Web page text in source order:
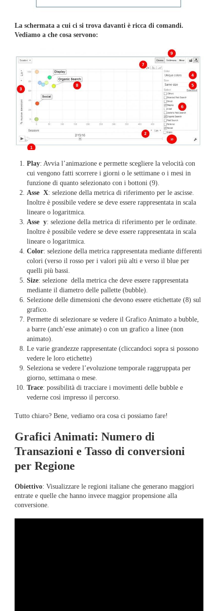
La schermata a cui ci si trova davanti è ricca di comandi.
Vediamo a che cosa servono:
Play: Avvia l’animazione e permette scegliere la velocità con
cui vengono fatti scorrere i giorni o le settimane o i mesi in
funzione di quanto selezionato con i bottoni (9).
Asse X: selezione della metrica di riferimento per le ascisse.
Inoltre è possibile vedere se deve essere rappresentata in scala
lineare o logaritmica.
Asse y: selezione della metrica di riferimento per le ordinate.
Inoltre è possibile vedere se deve essere rappresentata in scala
lineare o logaritmica.
Color: selezione della metrica rappresentata mediante differenti
colori (verso il rosso per i valori più alti e verso il blue per
quelli più bassi.
Size: selezione della metrica che deve essere rappresentata
mediante il diametro delle pallette (bubble).
Selezione delle dimensioni che devono essere etichettate (8) sul
grafico.
Permette di selezionare se vedere il Grafico Animato a bubble,
a barre (anch’esse animate) o con un grafico a linee (non
animato).
Le varie grandezze rappresentate (cliccandoci sopra si possono
vedere le loro etichette)
Seleziona se vedere l’evoluzione temporale raggruppata per
giorno, settimana o mese.
Trace: possibilità di tracciare i movimenti delle bubble e
vederne così impresso il percorso.
Tutto chiaro? Bene, vediamo ora cosa ci possiamo fare!
Grafici Animati: Numero di
Transazioni e Tasso di conversioni
per Regione
Obiettivo: Visualizzare le regioni italiane che generano maggiori
entrate e quelle che hanno invece maggior propensione alla
conversione.